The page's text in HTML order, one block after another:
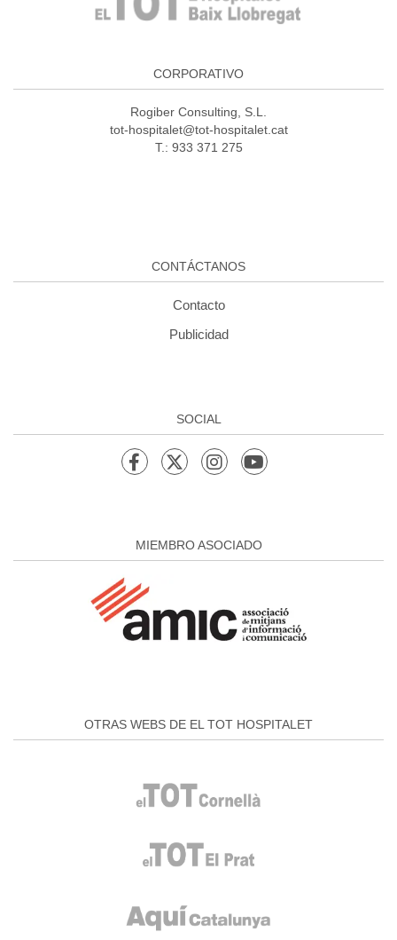
CORPORATIVO
Rogiber Consulting, S.L.
tot-hospitalet@tot-hospitalet.cat
T.: 933 371 275
CONTÁCTANOS
Contacto
Publicidad
SOCIAL
MIEMBRO ASOCIADO
OTRAS WEBS DE EL TOT HOSPITALET